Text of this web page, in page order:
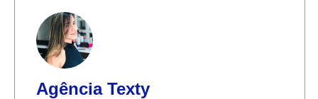
Agência Texty